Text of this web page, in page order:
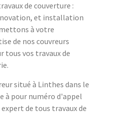
de couverture :
et installation
à votre
de nos couvreurs
tous vos travaux de
situé à Linthes dans le
à pour numéro d'appel
de tous travaux de